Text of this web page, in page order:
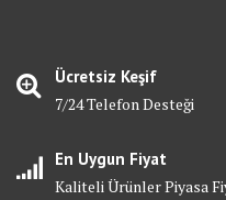
Ücretsiz Keşif
7/24 Telefon Desteği
En Uygun Fiyat
Kaliteli Ürünler Piyasa